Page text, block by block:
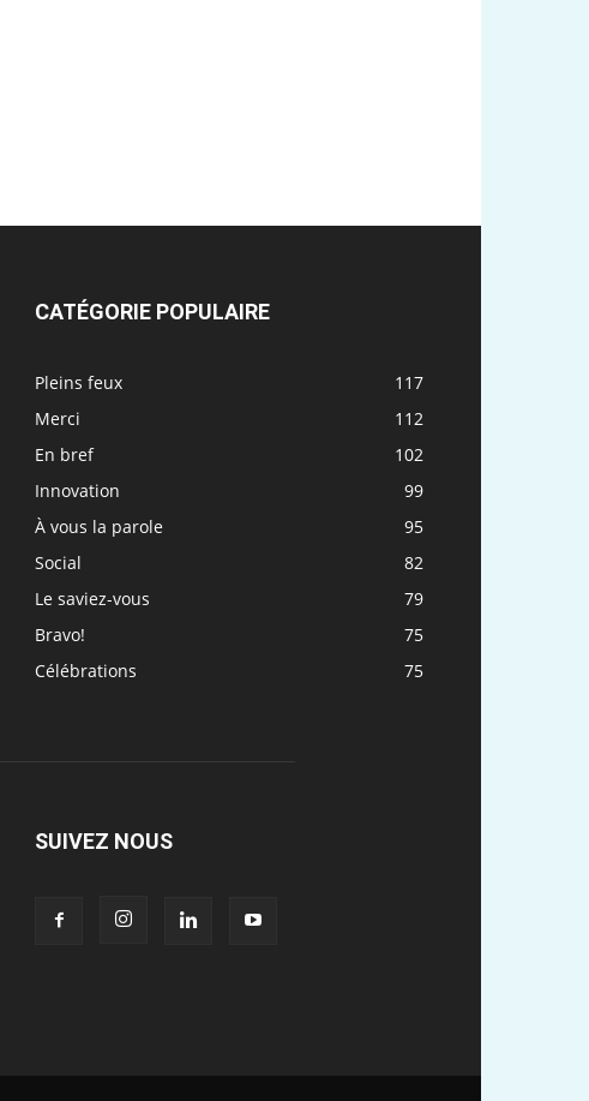
CATÉGORIE POPULAIRE
Pleins feux
117
Merci
112
En bref
102
Innovation
99
À vous la parole
95
Social
82
Le saviez-vous
79
Bravo!
75
Célébrations
75
SUIVEZ NOUS